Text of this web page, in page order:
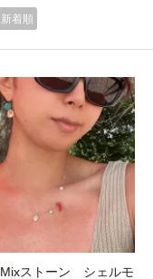
新着順
Mixストーン シェルモ